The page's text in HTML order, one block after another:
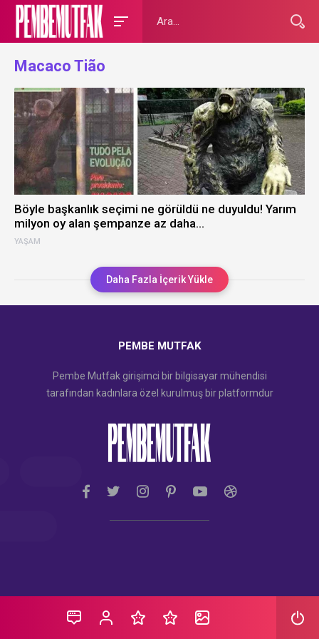
Macaco Tião
YAŞAM
Böyle başkanlık seçimi ne görüldü ne duyuldu! Yarım
milyon oy alan şempanze az daha…
Daha Fazla İçerik Yükle
PEMBE MUTFAK
Pembe Mutfak girişimci bir bilgisayar mühendisi
tarafından kadınlara özel kurulmuş bir platformdur